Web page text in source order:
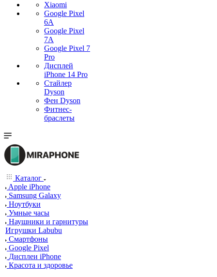
Xiaomi
Google Pixel
6A
Google Pixel
7А
Google Pixel 7
Pro
Дисплей
iPhone 14 Pro
Стайлер
Dyson
Фен Dyson
Фитнес-
браслеты
Каталог
Apple iPhone
Samsung Galaxy
Ноутбуки
Умные часы
Наушники и гарнитуры
Игрушки Labubu
Смартфоны
Google Pixel
Дисплеи iPhone
Красота и здоровье